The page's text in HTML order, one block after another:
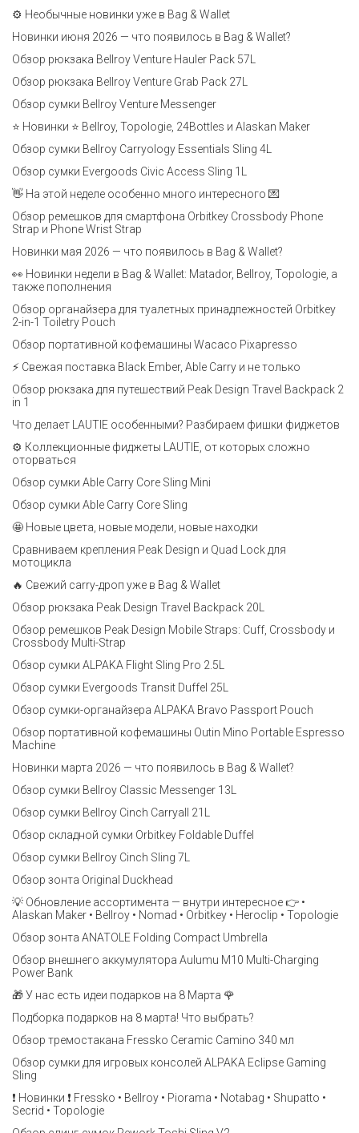
⚙️ Необычные новинки уже в Bag & Wallet
Новинки июня 2026 — что появилось в Bag & Wallet?
Обзор рюкзака Bellroy Venture Hauler Pack 57L
Обзор рюкзака Bellroy Venture Grab Pack 27L
Обзор сумки Bellroy Venture Messenger
⭐ Новинки ⭐ Bellroy, Topologie, 24Bottles и Alaskan Maker
Обзор сумки Bellroy Carryology Essentials Sling 4L
Обзор сумки Evergoods Civic Access Sling 1L
👋 На этой неделе особенно много интересного 💌
Обзор ремешков для смартфона Orbitkey Crossbody Phone
Strap и Phone Wrist Strap
Новинки мая 2026 — что появилось в Bag & Wallet?
👀 Новинки недели в Bag & Wallet: Matador, Bellroy, Topologie, а
также пополнения
Обзор органайзера для туалетных принадлежностей Orbitkey
2-in-1 Toiletry Pouch
Обзор портативной кофемашины Wacaco Pixapresso
⚡ Свежая поставка Black Ember, Able Carry и не только
Обзор рюкзака для путешествий Peak Design Travel Backpack 2
in 1
Что делает LAUTIE особенными? Разбираем фишки фиджетов
⚙️ Коллекционные фиджеты LAUTIE, от которых сложно
оторваться
Обзор сумки Able Carry Core Sling Mini
Обзор сумки Able Carry Core Sling
🤩 Новые цвета, новые модели, новые находки
Сравниваем крепления Peak Design и Quad Lock для
мотоцикла
🔥 Свежий carry-дроп уже в Bag & Wallet
Обзор рюкзака Peak Design Travel Backpack 20L
Обзор ремешков Peak Design Mobile Straps: Cuff, Crossbody и
Crossbody Multi-Strap
Обзор сумки ALPAKA Flight Sling Pro 2.5L
Обзор сумки Evergoods Transit Duffel 25L
Обзор сумки-органайзера ALPAKA Bravo Passport Pouch
Обзор портативной кофемашины Outin Mino Portable Espresso
Machine
Новинки марта 2026 — что появилось в Bag & Wallet?
Обзор сумки Bellroy Classic Messenger 13L
Обзор сумки Bellroy Cinch Carryall 21L
Обзор складной сумки Orbitkey Foldable Duffel
Обзор сумки Bellroy Cinch Sling 7L
Обзор зонта Original Duckhead
💡 Обновление ассортимента — внутри интересное 👉 •
Alaskan Maker • Bellroy • Nomad • Orbitkey • Heroclip • Topologie
Обзор зонта ANATOLE Folding Compact Umbrella
Обзор внешнего аккумулятора Aulumu M10 Multi-Charging
Power Bank
🎁 У нас есть идеи подарков на 8 Марта 🌹
Подборка подарков на 8 марта! Что выбрать?
Обзор тремостакана Fressko Ceramic Camino 340 мл
Обзор сумки для игровых консолей ALPAKA Eclipse Gaming
Sling
❗️ Новинки ❗️ Fressko • Bellroy • Piorama • Notabag • Shupatto •
Secrid • Topologie